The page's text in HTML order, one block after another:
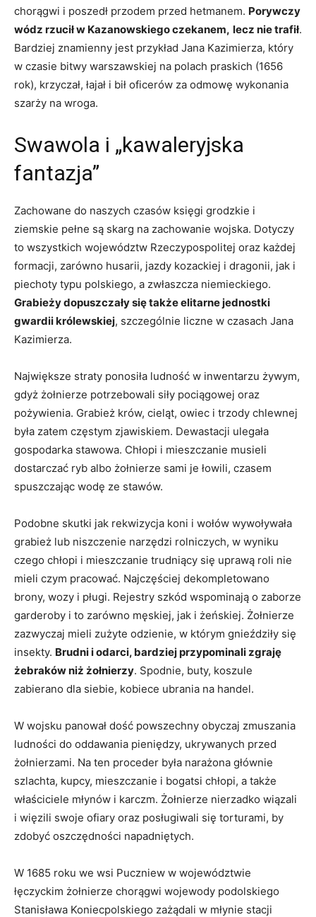
chorągwi i poszedł przodem przed hetmanem. Porywczy
wódz rzucił w Kazanowskiego czekanem, lecz nie trafił.
Bardziej znamienny jest przykład Jana Kazimierza, który
w czasie bitwy warszawskiej na polach praskich (1656
rok), krzyczał, łajał i bił oficerów za odmowę wykonania
szarży na wroga.
Swawola i „kawaleryjska
fantazja”
Zachowane do naszych czasów księgi grodzkie i
ziemskie pełne są skarg na zachowanie wojska. Dotyczy
to wszystkich województw Rzeczypospolitej oraz każdej
formacji, zarówno husarii, jazdy kozackiej i dragonii, jak i
piechoty typu polskiego, a zwłaszcza niemieckiego.
Grabieży dopuszczały się także elitarne jednostki
gwardii królewskiej, szczególnie liczne w czasach Jana
Kazimierza.
Największe straty ponosiła ludność w inwentarzu żywym,
gdyż żołnierze potrzebowali siły pociągowej oraz
pożywienia. Grabież krów, cieląt, owiec i trzody chlewnej
była zatem częstym zjawiskiem. Dewastacji ulegała
gospodarka stawowa. Chłopi i mieszczanie musieli
dostarczać ryb albo żołnierze sami je łowili, czasem
spuszczając wodę ze stawów.
Podobne skutki jak rekwizycja koni i wołów wywoływała
grabież lub niszczenie narzędzi rolniczych, w wyniku
czego chłopi i mieszczanie trudniący się uprawą roli nie
mieli czym pracować. Najczęściej dekompletowano
brony, wozy i pługi. Rejestry szkód wspominają o zaborze
garderoby i to zarówno męskiej, jak i żeńskiej. Żołnierze
zazwyczaj mieli zużyte odzienie, w którym gnieździły się
insekty. Brudni i odarci, bardziej przypominali zgraję
żebraków niż żołnierzy. Spodnie, buty, koszule
zabierano dla siebie, kobiece ubrania na handel.
W wojsku panował dość powszechny obyczaj zmuszania
ludności do oddawania pieniędzy, ukrywanych przed
żołnierzami. Na ten proceder była narażona głównie
szlachta, kupcy, mieszczanie i bogatsi chłopi, a także
właściciele młynów i karczm. Żołnierze nierzadko wiązali
i więzili swoje ofiary oraz posługiwali się torturami, by
zdobyć oszczędności napadniętych.
W 1685 roku we wsi Puczniew w województwie
łęczyckim żołnierze chorągwi wojewody podolskiego
Stanisława Koniecpolskiego zażądali w młynie stacji